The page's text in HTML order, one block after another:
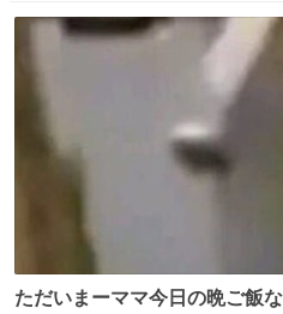
エクスプレス
ト
数
ただいまーママ今日の晩ご飯